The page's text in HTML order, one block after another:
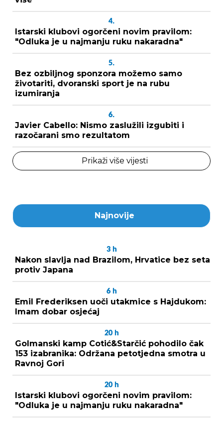
4.
Istarski klubovi ogorčeni novim pravilom:
"Odluka je u najmanju ruku nakaradna"
5.
Bez ozbiljnog sponzora možemo samo
životariti, dvoranski sport je na rubu
izumiranja
6.
Javier Cabello: Nismo zaslužili izgubiti i
razočarani smo rezultatom
Prikaži više vijesti
Najnovije
3 h
Nakon slavlja nad Brazilom, Hrvatice bez seta
protiv Japana
6 h
Emil Frederiksen uoči utakmice s Hajdukom:
Imam dobar osjećaj
20 h
Golmanski kamp Cotić&Starčić pohodilo čak
153 izabranika: Održana petotjedna smotra u
Ravnoj Gori
20 h
Istarski klubovi ogorčeni novim pravilom:
"Odluka je u najmanju ruku nakaradna"